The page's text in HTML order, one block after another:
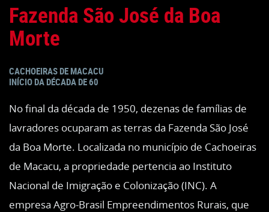
Fazenda São José da Boa
Morte
CACHOEIRAS DE MACACU
INÍCIO DA DÉCADA DE 60
No final da década de 1950, dezenas de famílias de
lavradores ocuparam as terras da Fazenda São José
da Boa Morte. Localizada no município de Cachoeiras
de Macacu, a propriedade pertencia ao Instituto
Nacional de Imigração e Colonização (INC). A
empresa Agro-Brasil Empreendimentos Rurais, que